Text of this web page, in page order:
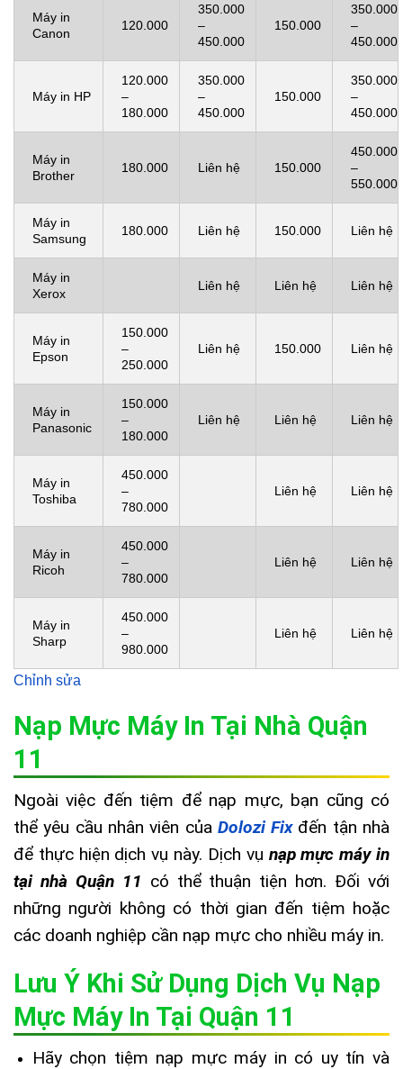
Chỉnh sửa
Máy in
Canon
120.000
350.000
–
450.000
150.000
350.000
–
450.000
Máy in HP
120.000
–
180.000
350.000
–
450.000
150.000
350.000
–
450.000
Máy in
Brother
180.000 Liên hệ 150.000
450.000
–
550.000
Máy in
Samsung
180.000 Liên hệ 150.000 Liên hệ
Máy in
Xerox
Liên hệ Liên hệ Liên hệ
Máy in
Epson
150.000
–
250.000
Liên hệ 150.000 Liên hệ
Máy in
Panasonic
150.000
–
180.000
Liên hệ Liên hệ Liên hệ
Máy in
Toshiba
450.000
–
780.000
Liên hệ Liên hệ
Máy in
Ricoh
450.000
–
780.000
Liên hệ Liên hệ
Máy in
Sharp
450.000
–
980.000
Liên hệ Liên hệ
Nạp Mực Máy In Tại Nhà Quận
11
Ngoài việc đến tiệm để nạp mực, bạn cũng có
thể yêu cầu nhân viên của Dolozi Fix đến tận nhà
để thực hiện dịch vụ này. Dịch vụ nạp mực máy in
tại nhà Quận 11 có thể thuận tiện hơn. Đối với
những người không có thời gian đến tiệm hoặc
các doanh nghiệp cần nạp mực cho nhiều máy in.
Lưu Ý Khi Sử Dụng Dịch Vụ Nạp
Mực Máy In Tại Quận 11
Hãy chọn tiệm nạp mực máy in có uy tín và